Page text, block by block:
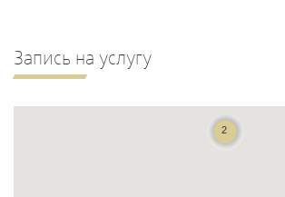
Запись на услугу